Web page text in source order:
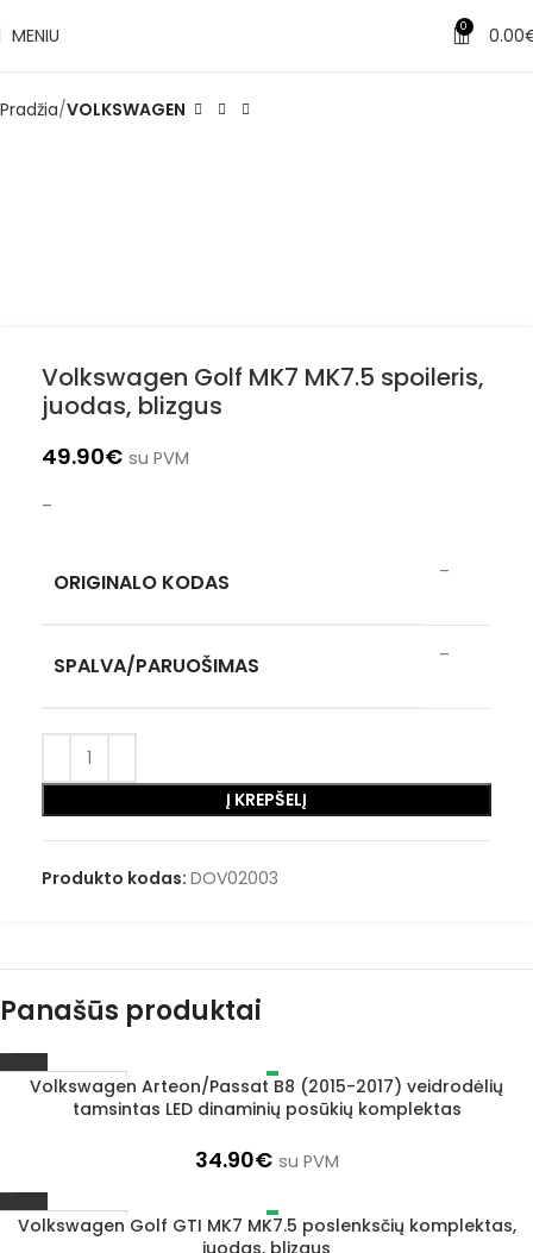
MENIU 0 0.00
Pradžia VOLKSWAGEN
Volkswagen Golf MK7 MK7.5 spoileris,
juodas, blizgus
49.90€ su PVM
–
ORIGINALO KODAS –
SPALVA/PARUOŠIMAS –
✔
Į KREPŠELĮ
Produkto kodas: DOV02003
Panašūs produktai
IŠPARDUOTA
Volkswagen Arteon/Passat B8 (2015-2017) veidrodėlių
tamsintas LED dinaminių posūkių komplektas
34.90€ su PVM
IŠPARDUOTA
Volkswagen Golf GTI MK7 MK7.5 poslenksčių komplektas,
juodas, blizgus